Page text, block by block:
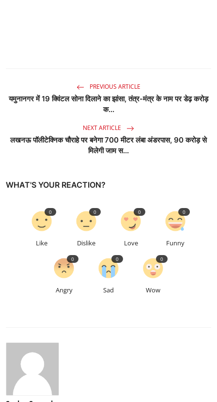
PREVIOUS ARTICLE
यमुनानगर में 19 क्विंटल सोना दिलाने का झांसा, तंत्र-मंत्र के नाम पर डेढ़ करोड़
क...
NEXT ARTICLE
लखनऊ पॉलीटेक्निक चौराहे पर बनेगा 700 मीटर लंबा अंडरपास, 90 करोड़ से
मिलेगी जाम स...
WHAT'S YOUR REACTION?
Like
0
Dislike
0
Love
0
Funny
0
Angry
0
Sad
0
Wow
0